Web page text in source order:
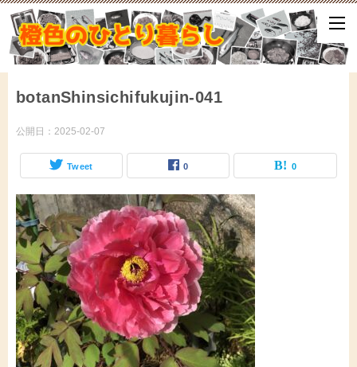
ひとり暮らしをしながら、気づいたことや、ふと思ったこと、試して
となどをアップしていきます。
botanShinsichifukujin-041
公開日： 2025-02-07
Tweet 0 0